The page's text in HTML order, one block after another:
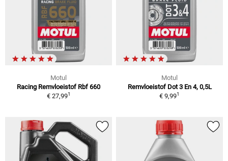
Motul
Racing Remvloeistof Rbf 660
€ 27,991
Motul
Remvloeistof Dot 3 En 4, 0,5L
€ 9,991